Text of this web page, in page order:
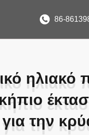
86-
για την
για την